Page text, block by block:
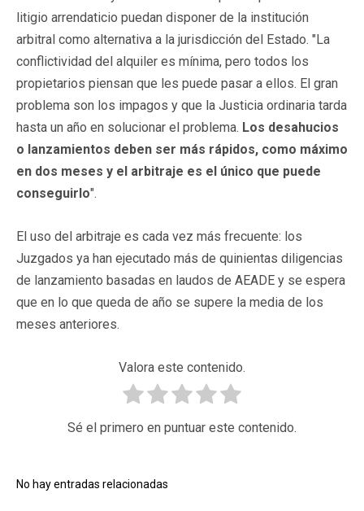
litigio arrendaticio puedan disponer de la institución
arbitral como alternativa a la jurisdicción del Estado. "La
conflictividad del alquiler es mínima, pero todos los
propietarios piensan que les puede pasar a ellos. El gran
problema son los impagos y que la Justicia ordinaria tarda
hasta un año en solucionar el problema. Los desahucios
o lanzamientos deben ser más rápidos, como máximo
en dos meses y el arbitraje es el único que puede
conseguirlo".
El uso del arbitraje es cada vez más frecuente: los
Juzgados ya han ejecutado más de quinientas diligencias
de lanzamiento basadas en laudos de AEADE y se espera
que en lo que queda de año se supere la media de los
meses anteriores.
Valora este contenido.
Sé el primero en puntuar este contenido.
No hay entradas relacionadas